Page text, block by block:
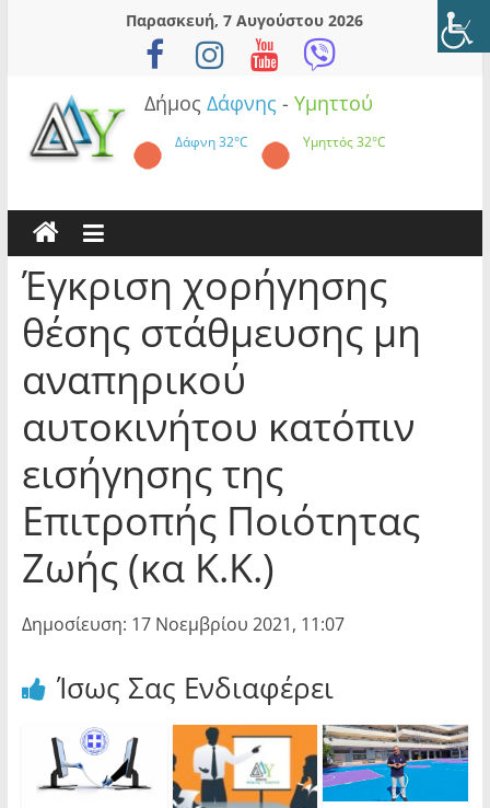
Παρασκευή, 7 Αυγούστου 2026
Δήμος Δάφνης - Υμηττού
Δάφνη32°C Υμηττός32°C
Έγκριση χορήγησης
θέσης στάθμευσης μη
αναπηρικού
αυτοκινήτου κατόπιν
εισήγησης της
Επιτροπής Ποιότητας
Ζωής (κα Κ.Κ.)
Δημοσίευση: 17 Νοεμβρίου 2021, 11:07
Ίσως Σας Ενδιαφέρει